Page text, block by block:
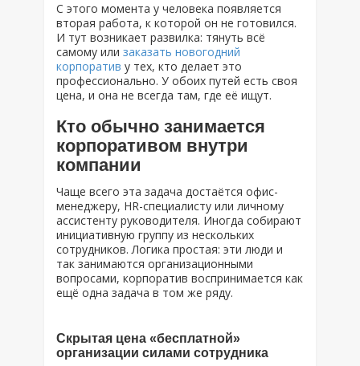
С этого момента у человека появляется
вторая работа, к которой он не готовился.
И тут возникает развилка: тянуть всё
самому или заказать новогодний
корпоратив у тех, кто делает это
профессионально. У обоих путей есть своя
цена, и она не всегда там, где её ищут.
Кто обычно занимается
корпоративом внутри
компании
Чаще всего эта задача достаётся офис-
менеджеру, HR-специалисту или личному
ассистенту руководителя. Иногда собирают
инициативную группу из нескольких
сотрудников. Логика простая: эти люди и
так занимаются организационными
вопросами, корпоратив воспринимается как
ещё одна задача в том же ряду.
Скрытая цена «бесплатной»
организации силами сотрудника